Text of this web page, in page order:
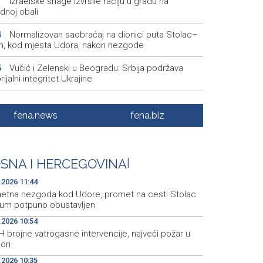
obali
Normalizovan saobraćaj na dionici puta Stolac–
kod mjesta Udora, nakon nezgode
Vučić i Zelenski u Beogradu: Srbija podržava
integritet Ukrajine
Na magistralnoj cesti Stolac-Neum, kod mjesta
naizmjenično propuštanje vozila, jednom trakom
Crveni križ ŽZH organizira ljetovanje za djecu i
u Novom Vinodolskom
fena.news fena.biz
I HERCEGOVINA
11:44
nezgoda kod Udore, promet na cesti Stolac
potpuno obustavljen
10:54
brojne vatrogasne intervencije, najveći požar u
10:35